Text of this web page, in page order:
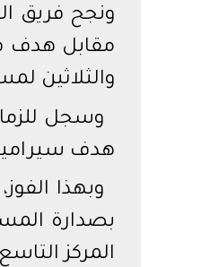
ونجح فريق
مقابل هدف
والثلاثين
وسجل
هدف
المركز